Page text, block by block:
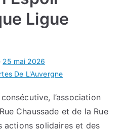
Ligue
25 mai 2026
De L'Auvergne
l’association
Chaussade et de la Rue
actions solidaires et des